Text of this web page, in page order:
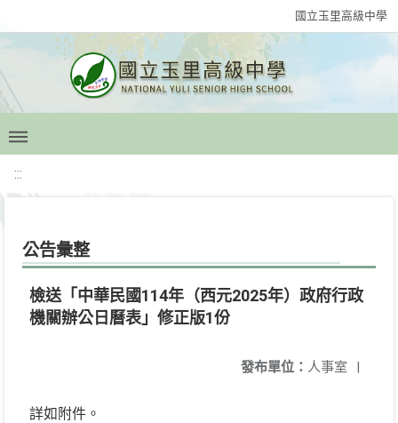
國立玉里高級中學
:::
公告彙整
檢送「中華民國114年（西元2025年）政府行政
機關辦公日曆表」修正版1份
發布單位： 人事室 |
詳如附件。